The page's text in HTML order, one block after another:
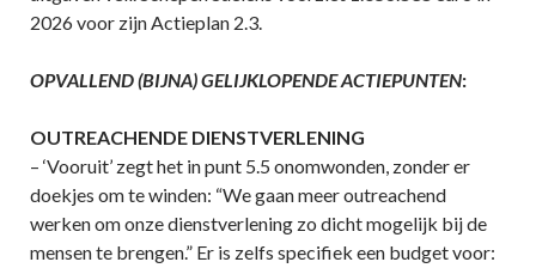
2026 voor zijn Actieplan 2.3.
OPVALLEND (BIJNA) GELIJKLOPENDE ACTIEPUNTEN:
OUTREACHENDE DIENSTVERLENING
– ‘Vooruit’ zegt het in punt 5.5 onomwonden, zonder er
doekjes om te winden: “We gaan meer outreachend
werken om onze dienstverlening zo dicht mogelijk bij de
mensen te brengen.” Er is zelfs specifiek een budget voor: